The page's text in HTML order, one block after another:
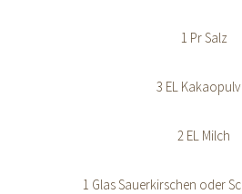
1 Pr Salz
3 EL
2 EL Milch
1 Glas Sauerkirschen oder